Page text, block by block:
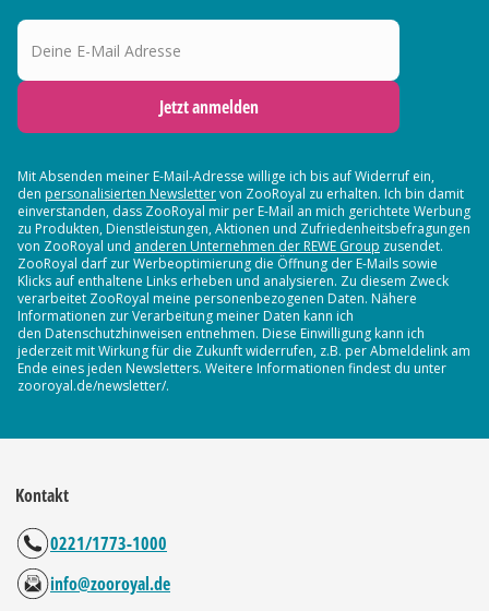
Deine E-Mail Adresse
Jetzt anmelden
Mit Absenden meiner E-Mail-Adresse willige ich bis auf Widerruf ein,
den personalisierten Newslettervon ZooRoyal zu erhalten. Ich bin damit
einverstanden, dass ZooRoyal mir per E-Mail an mich gerichtete Werbung
zu Produkten, Dienstleistungen, Aktionen und Zufriedenheitsbefragungen
von ZooRoyal und anderen Unternehmen der REWE Group zusendet.
ZooRoyal darf zur Werbeoptimierung die Öffnung der E-Mails sowie
Klicks auf enthaltene Links erheben und analysieren. Zu diesem Zweck
verarbeitet ZooRoyal meine personenbezogenen Daten. Nähere
Informationen zur Verarbeitung meiner Daten kann ich
den Datenschutzhinweisen entnehmen. Diese Einwilligung kann ich
jederzeit mit Wirkung für die Zukunft widerrufen, z.B. per Abmeldelink am
Ende eines jeden Newsletters. Weitere Informationen findest du unter
zooroyal.de/newsletter/.
Kontakt
0221/1773-1000
info@zooroyal.de